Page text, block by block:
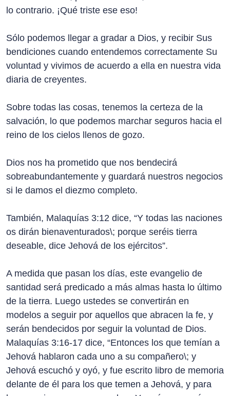
lo contrario. ¡Qué triste ese eso!
Sólo podemos llegar a gradar a Dios, y recibir Sus
bendiciones cuando entendemos correctamente Su
voluntad y vivimos de acuerdo a ella en nuestra vida
diaria de creyentes.
Sobre todas las cosas, tenemos la certeza de la
salvación, lo que podemos marchar seguros hacia el
reino de los cielos llenos de gozo.
Dios nos ha prometido que nos bendecirá
sobreabundantemente y guardará nuestros negocios
si le damos el diezmo completo.
También, Malaquías 3:12 dice, “Y todas las naciones
os dirán bienaventurados\; porque seréis tierra
deseable, dice Jehová de los ejércitos”.
A medida que pasan los días, este evangelio de
santidad será predicado a más almas hasta lo último
de la tierra. Luego ustedes se convertirán en
modelos a seguir por aquellos que abracen la fe, y
serán bendecidos por seguir la voluntad de Dios.
Malaquías 3:16-17 dice, “Entonces los que temían a
Jehová hablaron cada uno a su compañero\; y
Jehová escuchó y oyó, y fue escrito libro de memoria
delante de él para los que temen a Jehová, y para